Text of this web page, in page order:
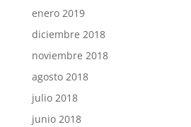
enero 2019
diciembre 2018
noviembre 2018
agosto 2018
julio 2018
junio 2018